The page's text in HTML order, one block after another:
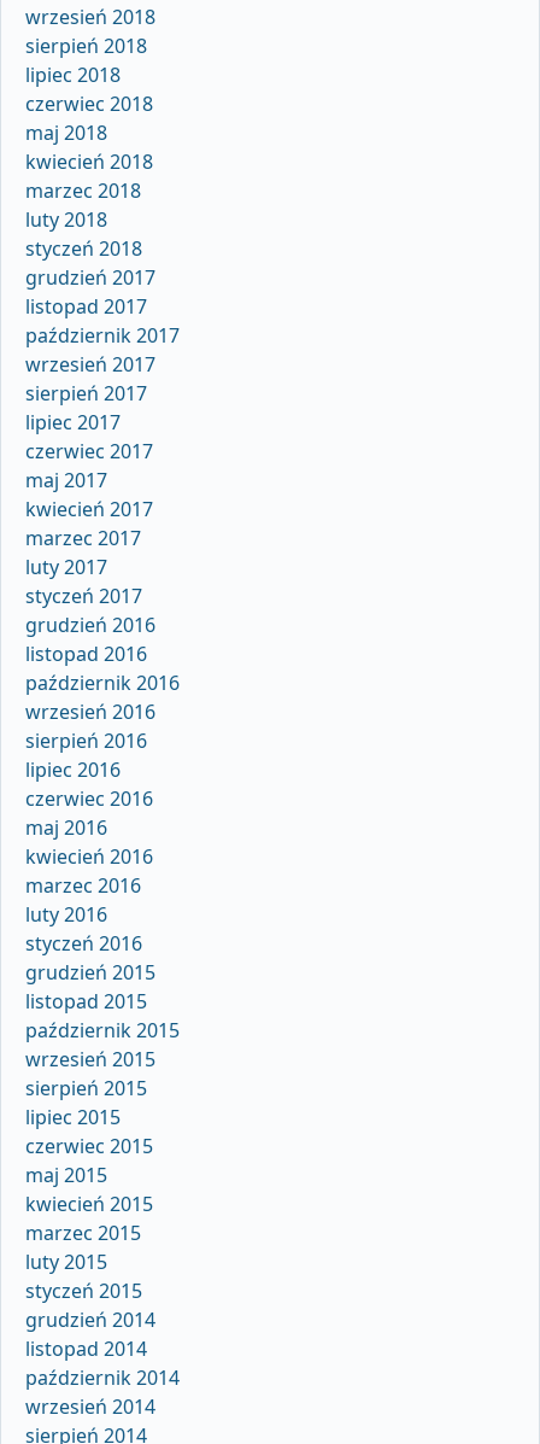
wrzesień 2018
sierpień 2018
lipiec 2018
czerwiec 2018
maj 2018
kwiecień 2018
marzec 2018
luty 2018
styczeń 2018
grudzień 2017
listopad 2017
październik 2017
wrzesień 2017
sierpień 2017
lipiec 2017
czerwiec 2017
maj 2017
kwiecień 2017
marzec 2017
luty 2017
styczeń 2017
grudzień 2016
listopad 2016
październik 2016
wrzesień 2016
sierpień 2016
lipiec 2016
czerwiec 2016
maj 2016
kwiecień 2016
marzec 2016
luty 2016
styczeń 2016
grudzień 2015
listopad 2015
październik 2015
wrzesień 2015
sierpień 2015
lipiec 2015
czerwiec 2015
maj 2015
kwiecień 2015
marzec 2015
luty 2015
styczeń 2015
grudzień 2014
listopad 2014
październik 2014
wrzesień 2014
sierpień 2014